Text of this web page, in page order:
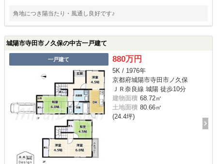
角地につき陽当たり・風通し良好です♪
城陽市寺田市ノ久保の中古一戸建て
一戸建て 880万円
5K / 1976年
京都府城陽市寺田市ノ久保
ＪＲ奈良線 城陽 徒歩10分
建物面積 68.72㎡
土地面積 80.66㎡
(24.4坪)